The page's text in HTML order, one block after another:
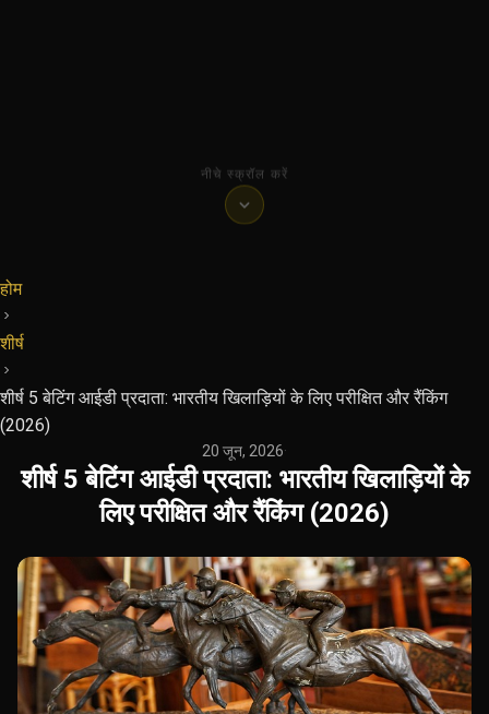
नीचे स्क्रॉल करें
होम
शीर्ष
शीर्ष 5 बेटिंग आईडी प्रदाता: भारतीय खिलाड़ियों के लिए परीक्षित और रैंकिंग
(2026)
20 जून, 2026·
शीर्ष 5 बेटिंग आईडी प्रदाता: भारतीय खिलाड़ियों के
लिए परीक्षित और रैंकिंग (2026)